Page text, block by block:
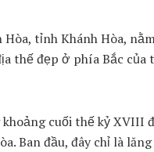
tỉnh Khánh Hòa,
thế đẹp ở phía Bắc
cuối thế kỷ XVIII
Ban đầu, đây chỉ là